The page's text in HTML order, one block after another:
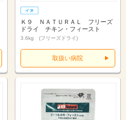
Ｋ９ ＮＡＴＵＲＡＬ フリーズ
ドライ チキン・フィースト
3.6kg (フリーズドライ)
取扱い病院